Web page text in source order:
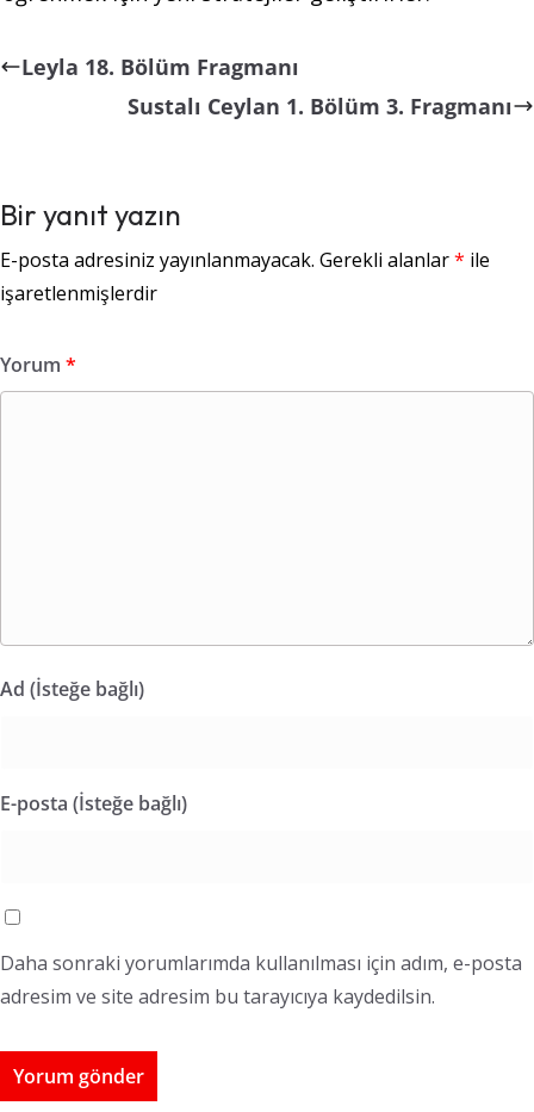
Leyla 18. Bölüm Fragmanı
Sustalı Ceylan 1. Bölüm 3. Fragmanı
Bir yanıt yazın
E-posta adresiniz yayınlanmayacak. Gerekli alanlar* ile
işaretlenmişlerdir
Yorum *
Ad (İsteğe bağlı)
E-posta (İsteğe bağlı)
Daha sonraki yorumlarımda kullanılması için adım, e-posta
adresim ve site adresim bu tarayıcıya kaydedilsin.